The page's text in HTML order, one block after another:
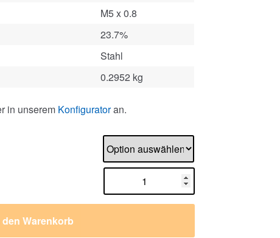
M5 x 0.8
23.7%
Stahl
0.2952 kg
in unserem Konfiguratoran.
den Warenkorb